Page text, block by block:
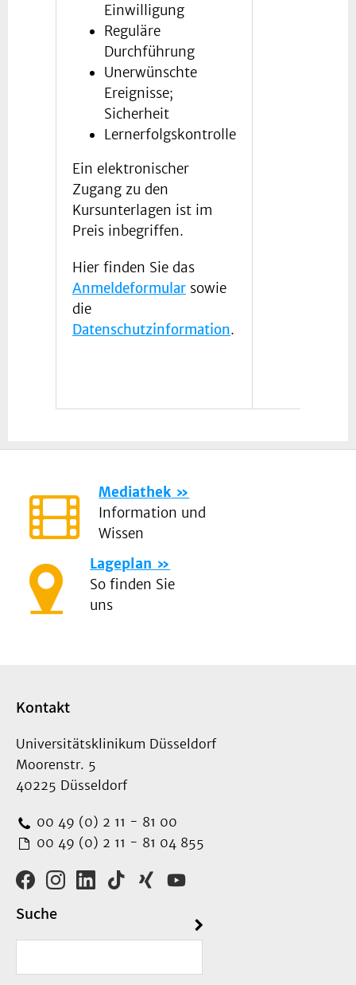
Einwilligung
Reguläre
Durchführung
Unerwünschte
Ereignisse;
Sicherheit
Lernerfolgskontrolle
Ein elektronischer
Zugang zu den
Kursunterlagen ist im
Preis inbegriffen.
Hier finden Sie das
Anmeldeformular sowie
die
Datenschutzinformation.
Mediathek
Information und
Wissen
Lageplan
So finden Sie
uns
Kontakt
Universitätsklinikum Düsseldorf
Moorenstr. 5
40225 Düsseldorf
00 49 (0) 2 11 - 81 00
00 49 (0) 2 11 - 81 04 855
Suche